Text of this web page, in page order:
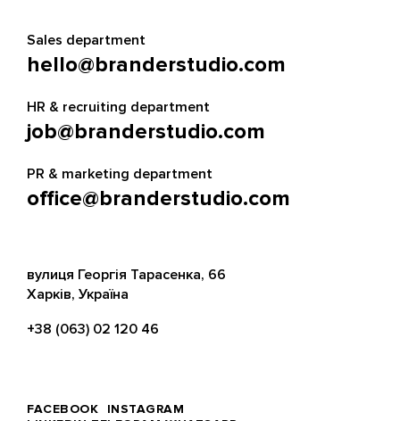
Sales department
hello@branderstudio.com
HR & recruiting department
job@branderstudio.com
PR & marketing department
office@branderstudio.com
вулиця Георгія Тарасенка, 66
Харків, Україна
+38 (063) 02 120 46
FACEBOOK
INSTAGRAM